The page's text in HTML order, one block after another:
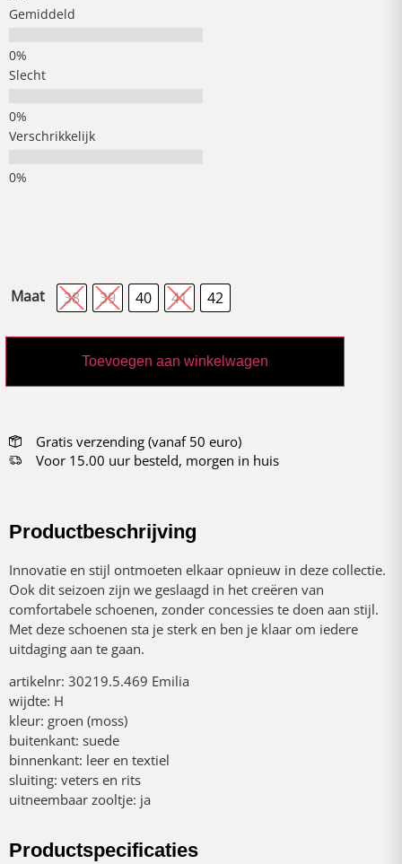
Gemiddeld
Slecht
Verschrikkelijk
Maat 38 39 40 41 42
Toevoegen aan winkelwagen
Gratis verzending (vanaf 50 euro)
Voor 15.00 uur besteld, morgen in huis
Productbeschrijving
Innovatie en stijl ontmoeten elkaar opnieuw in deze collectie.
Ook dit seizoen zijn we geslaagd in het creëren van
comfortabele schoenen, zonder concessies te doen aan stijl.
Met deze schoenen sta je sterk en ben je klaar om iedere
uitdaging aan te gaan.
artikelnr: 30219.5.469 Emilia
wijdte: H
kleur: groen (moss)
buitenkant: suede
binnenkant: leer en textiel
sluiting: veters en rits
uitneembaar zooltje: ja
Productspecificaties